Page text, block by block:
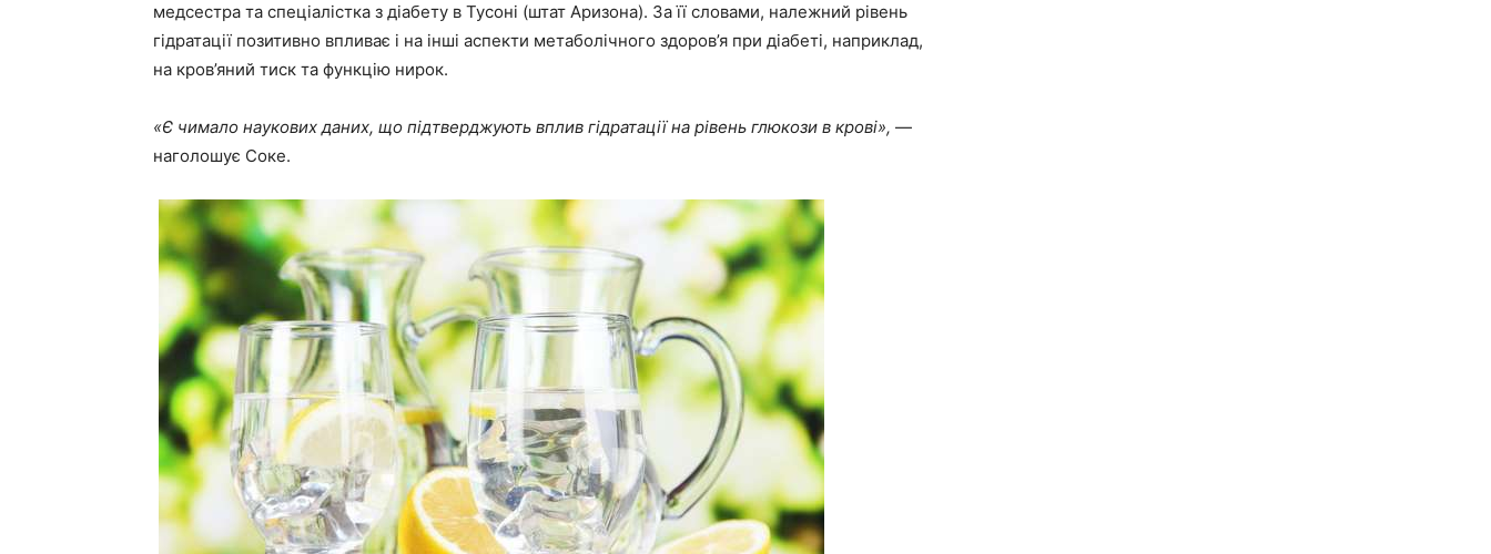
медсестра та спеціалістка з діабету в Тусоні (штат Аризона). За її словами, належний рівень
гідратації позитивно впливає і на інші аспекти метаболічного здоров’я при діабеті, наприклад,
на кров’яний тиск та функцію нирок.
«Є чимало наукових даних, що підтверджують вплив гідратації на рівень глюкози в крові», —
наголошує Соке.